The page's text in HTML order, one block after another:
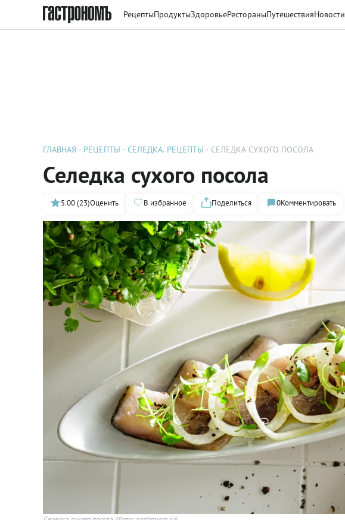
РецептыПродуктыЗдоровьеРестораныПутешествияНовости
ГЛАВНАЯ РЕЦЕПТЫ СЕЛЕДКА. РЕЦЕПТЫ СЕЛЕДКА СУХОГО ПОСОЛА
Селедка сухого посола
5.00 (23)Оценить В избранное Поделиться 0Комментировать